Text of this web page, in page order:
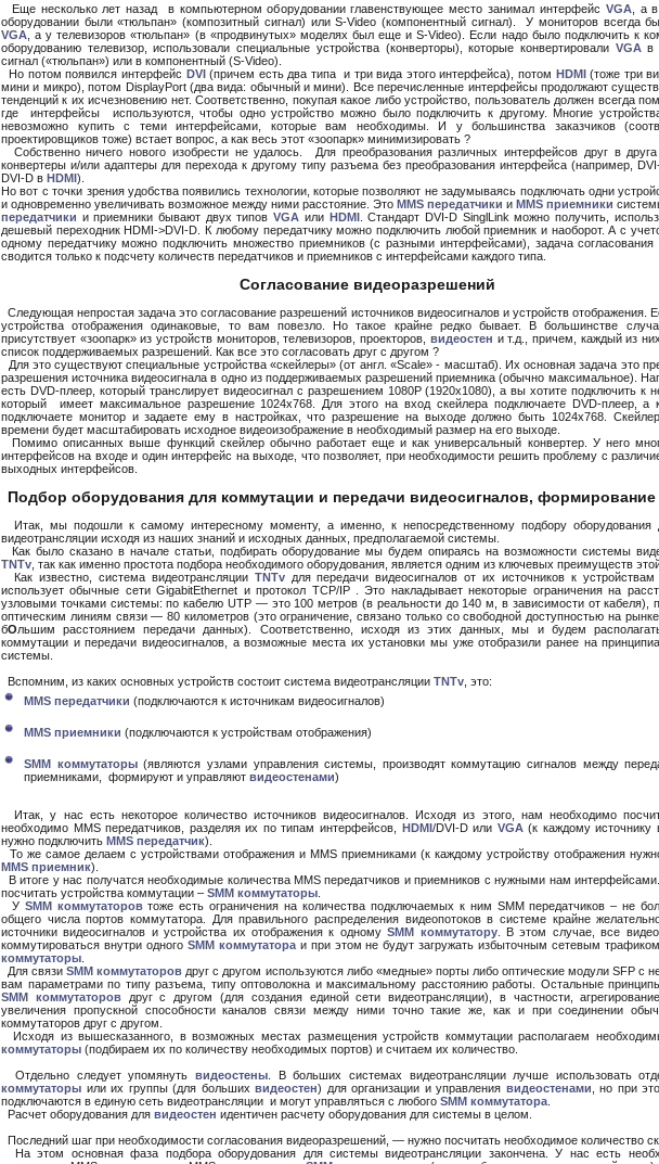
Еще несколько лет назад в компьютерном оборудовании главенствующее место занимал интерфейс VGA, а
оборудовании были «тюльпан» (композитный сигнал) или S-Video (компонентный сигнал). У мониторов всегда
VGA , а у телевизоров «тюльпан» (в «продвинутых» моделях был еще и S-Video). Если надо было подключить к
оборудованию телевизор, использовали специальные устройства (конверторы), которые конвертировали VGAв
сигнал («тюльпан») или в компонентный (S-Video).
Но потом появился интерфейс DVI(причем есть два типа и три вида этого интерфейса), потом HDMI(тоже три
мини и микро), потом DisplayPort (два вида: обычный и мини). Все перечисленные интерфейсы продолжают
тенденций к их исчезновению нет. Соответственно, покупая какое либо устройство, пользователь должен всегда
где интерфейсы используются, чтобы одно устройство можно было подключить к другому. Многие
невозможно купить с теми интерфейсами, которые вам необходимы. И у большинства заказчиков
проектировщиков тоже) встает вопрос, а как весь этот «зоопарк» минимизировать ?
Собственно ничего нового изобрести не удалось. Для преобразования различных интерфейсов друг в
конвертеры и/или адаптеры для перехода к другому типу разъема без преобразования интерфейса (например,
DVI-D в HDMI).
Но вот с точки зрения удобства появились технологии, которые позволяют не задумываясь подключать одни
и одновременно увеличивать возможное между ними расстояние. Это MMS передатчики и MMS приемники
передатчики и приемники бывают двух типовVGA или HDMI. Стандарт DVI-D SinglLink можно получить,
дешевый переходник HDMI->DVI-D. К любому передатчику можно подключить любой приемник и наоборот. А с
одному передатчику можно подключить множество приемников (с разными интерфейсами), задача согласования
сводится только к подсчету количеств передатчиков и приемников с интерфейсами каждого типа.
Согласование видеоразрешений
Следующая непростая задача это согласование разрешений источников видеосигналов и устройств отображения.
устройства отображения одинаковые, то вам повезло. Но такое крайне редко бывает. В большинстве
присутствует «зоопарк» из устройств мониторов, телевизоров, проекторов, видеостен и т.д., причем, каждый из
список поддерживаемых разрешений. Как все это согласовать друг с другом ?
Для это существуют специальные устройства «скейлеры» (от англ. «Scale» - масштаб). Их основная задача это
разрешения источника видеосигнала в одно из поддерживаемых разрешений приемника (обычно максимальное).
есть DVD-плеер, который транслирует видеосигнал с разрешением 1080P (1920x1080), а вы хотите подключить к
который имеет максимальное разрешение 1024х768. Для этого на вход скейлера подключаете DVD-плеер, а
подключаете монитор и задаете ему в настройках, что разрешение на выходе должно быть 1024х768.
времени будет масштабировать исходное видеоизображение в необходимый размер на его выходе.
Помимо описанных выше функций скейлер обычно работает еще и как универсальный конвертер. У него
интерфейсов на входе и один интерфейс на выходе, что позволяет, при необходимости решить проблему с
выходных интерфейсов.
Подбор оборудования для коммутации и передачи видеосигналов, формирование
Итак, мы подошли к самому интересному моменту, а именно, к непосредственному подбору оборудования
видеотрансляции исходя из наших знаний и исходных данных, предполагаемой системы.
Как было сказано в начале статьи, подбирать оборудование мы будем опираясь на возможности системы
TNTv , так как именно простота подбора необходимого оборудования, является одним из ключевых преимуществ
Как известно, система видеотрансляции TNTvдля передачи видеосигналов от их источников к устройствам
использует обычные сети GigabitEthernet и протокол TCP/IP . Это накладывает некоторые ограничения на
узловыми точками системы: по кабелю UTP — это 100 метров (в реальности до 140 м, в зависимости от кабеля),
оптическим линиям связи — 80 километров (это ограничение, связано только со свободной доступностью на
бОльшим расстоянием передачи данных). Соответственно, исходя из этих данных, мы и будем
коммутации и передачи видеосигналов, а возможные места их установки мы уже отобразили ранее на
системы.
Вспомним, из каких основных устройств состоит система видеотрансляции TNTv , это:
MMS передатчики (подключаются к источникам видеосигналов)
MMS приемники (подключаются к устройствам отображения)
SMM коммутаторы(являются узлами управления системы, производят коммутацию сигналов между
приемниками, формируют и управляют видеостенами)
Итак, у нас есть некоторое количество источников видеосигналов. Исходя из этого, нам необходимо
необходимо MMS передатчиков, разделяя их по типам интерфейсов, HDMI/DVI-D или VGA(к каждому источнику
нужно подключить MMS передатчик).
То же самое делаем с устройствами отображения и MMS приемниками (к каждому устройству отображения
MMS приемник).
В итоге у нас получатся необходимые количества MMS передатчиков и приемников с нужными нам
посчитать устройства коммутации – SMM коммутаторы
У SMM коммутаторовтоже есть ограничения на количества подключаемых к ним SMM передатчиков – не
общего числа портов коммутатора. Для правильного распределения видеопотоков в системе крайне
источники видеосигналов и устройства их отображения к одномуSMM коммутатору. В этом случае, все
коммутироваться внутри одного SMM коммутатораи при этом не будут загружать избыточным сетевым
коммутаторы
Для связиSMM коммутаторов друг с другом используются либо «медные» порты либо оптические модули SFP с
вам параметрами по типу разъема, типу оптоволокна и максимальному расстоянию работы. Остальные
SMM коммутаторовдруг с другом (для создания единой сети видеотрансляции), в частности,
увеличения пропускной способности каналов связи между ними точно такие же, как и при соединении
коммутаторов друг с другом.
Исходя из вышесказанного, в возможных местах размещения устройств коммутации располагаем
коммутаторы (подбираем их по количеству необходимых портов) и считаем их количество.
Отдельно следует упомянутьвидеостены . В больших системах видеотрансляции лучше использовать
коммутаторы или их группы (для больших видеостен) для организации и управления видеостенами , но при
подключаются в единую сеть видеотрансляции и могут управляться с любого SMM коммутатора
Расчет оборудования для видеостен идентичен расчету оборудования для системы в целом.
Последний шаг при необходимости согласования видеоразрешений, — нужно посчитать необходимое количество
На этом основная фаза подбора оборудования для системы видеотрансляции закончена. У нас есть